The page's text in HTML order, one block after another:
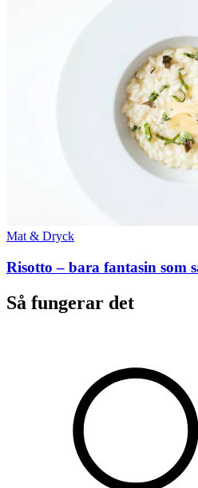
Mat & Dryck
Risotto – bara fantasin som
Så fungerar det